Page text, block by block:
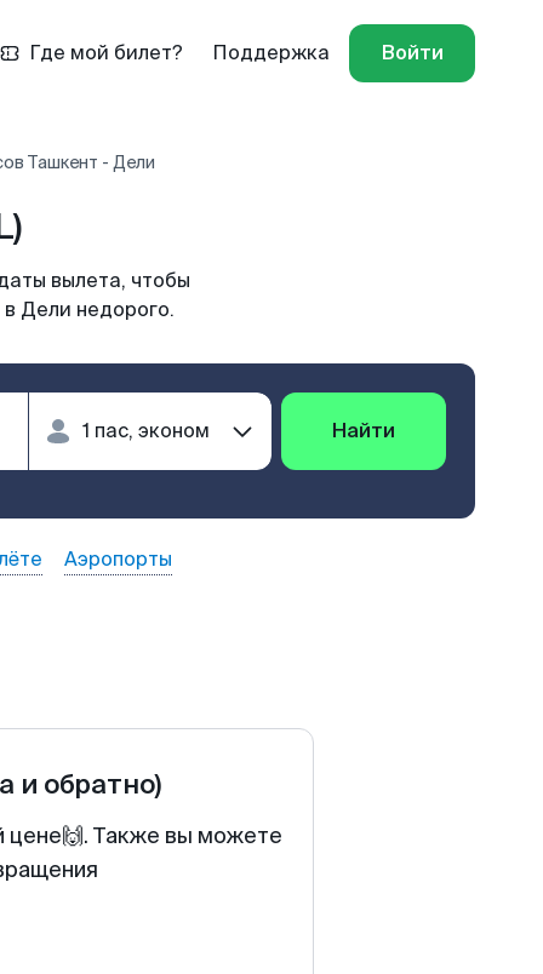
Где мой билет? Поддержка Войти
Ташкент - Дели
вылета, чтобы
Дели недорого.
Найти
Аэропорты
и обратно)
цене🙌. Также вы можете